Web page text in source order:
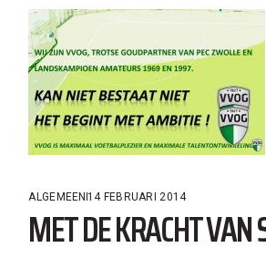
ALGEMEEN 14 FEBRUARI 2014
MET DE KRACHT